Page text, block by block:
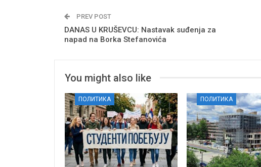
PREV POST
DANAS U KRUŠEVCU: Nastavak suđenja za
napad na Borka Stefanovića
You might also like
ПОЛИТИКА ПОЛИТИКА